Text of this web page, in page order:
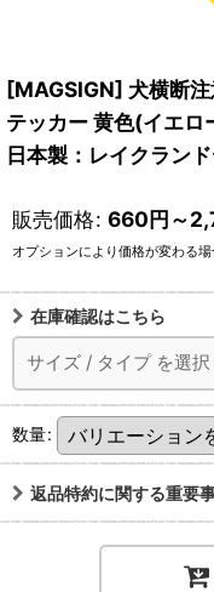
[MAGSIGN] 犬横断
テッカー 黄色(イエ
日本製：レイクラン
販売価格: 660円～
オプションにより価格が変わる場
在庫確認はこちら
サイズ / タイプ を選
数量:
返品特約に関する重要